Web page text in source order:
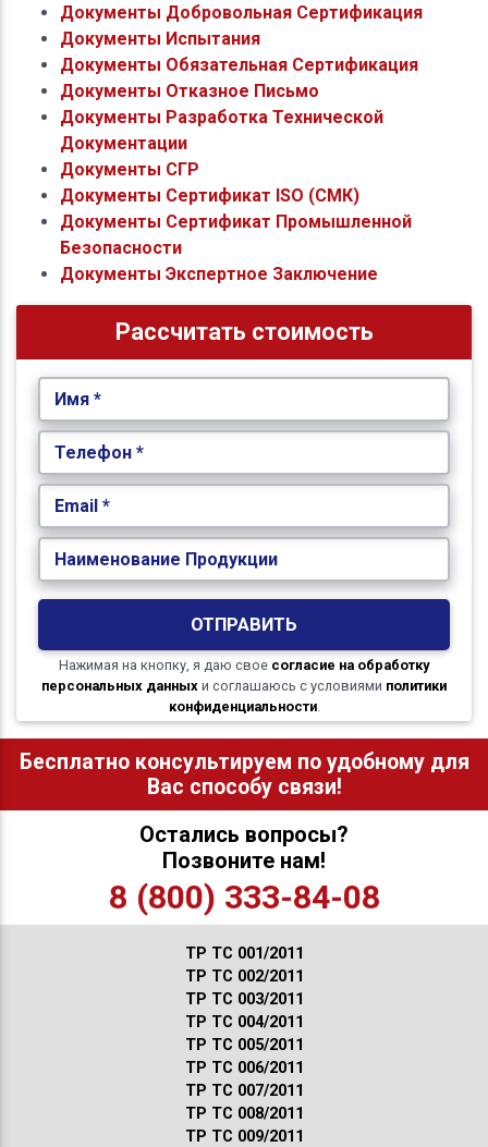
Документы Добровольная Сертификация
Документы Испытания
Документы Обязательная Сертификация
Документы Отказное Письмо
Документы Разработка Технической
Документации
Документы СГР
Документы Сертификат ISO (СМК)
Документы Сертификат Промышленной
Безопасности
Документы Экспертное Заключение
Рассчитать стоимость
Имя *
Телефон *
Email *
Наименование Продукции
ОТПРАВИТЬ
Нажимая на кнопку, я даю свое согласие на обработку
персональных данных и соглашаюсь с условиями политики
конфиденциальности.
Бесплатно консультируем по удобному для
Вас способу связи!
Остались вопросы?
Позвоните нам!
8 (800) 333-84-08
ТР ТС 001/2011
ТР ТС 002/2011
ТР ТС 003/2011
ТР ТС 004/2011
ТР ТС 005/2011
ТР ТС 006/2011
ТР ТС 007/2011
ТР ТС 008/2011
ТР ТС 009/2011